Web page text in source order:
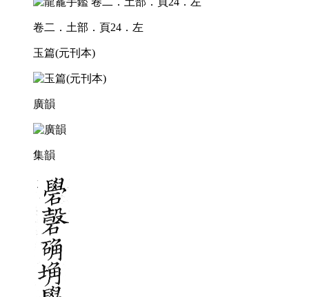
卷二．土部．頁24．左
玉篇(元刊本)
廣韻
集韻